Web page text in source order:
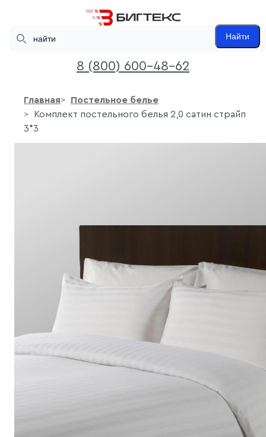
Найти
8 (800) 600-48-62
Главная
Постельное белье
Комплект постельного белья 2,0 сатин страйп
3*3